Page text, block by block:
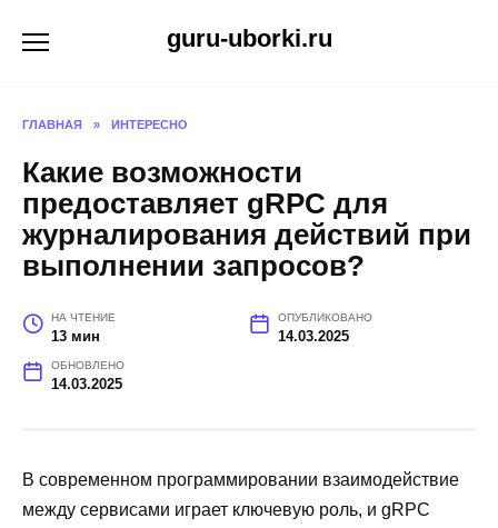
guru-uborki.ru
ГЛАВНАЯ » ИНТЕРЕСНО
Какие возможности
предоставляет gRPC для
журналирования действий при
выполнении запросов?
НА ЧТЕНИЕ
13 мин
ОПУБЛИКОВАНО
14.03.2025
ОБНОВЛЕНО
14.03.2025
В современном программировании взаимодействие
между сервисами играет ключевую роль, и gRPC